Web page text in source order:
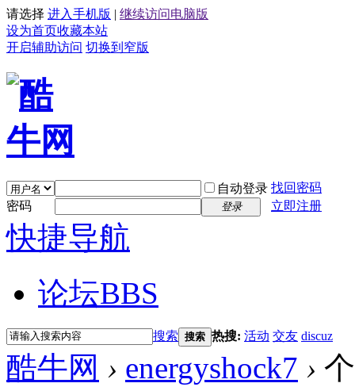
请选择 进入手机版 | 继续访问电脑版
设为首页收藏本站
开启辅助访问 切换到窄版
自动登录 找回密码
密码
登录 立即注册
快捷导航
论坛BBS
搜索 搜索 热搜: 活动 交友 discuz
酷牛网 › energyshock7 ›